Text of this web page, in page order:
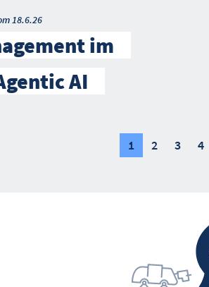
18.6.26
im
AI
1 2 3 4